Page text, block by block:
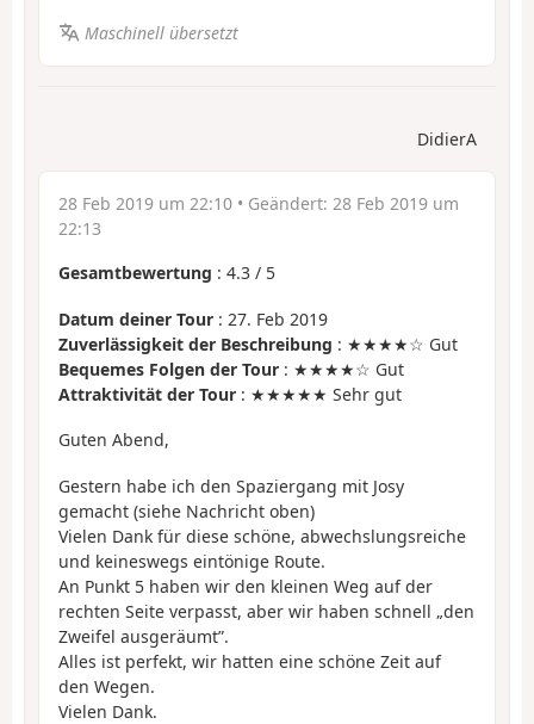
Maschinell übersetzt
DidierA
28 Feb 2019 um 22:10 • Geändert: 28 Feb 2019 um
22:13
Gesamtbewertung : 4.3 / 5
Datum deiner Tour : 27. Feb 2019
Zuverlässigkeit der Beschreibung : ★★★★☆ Gut
Bequemes Folgen der Tour : ★★★★☆ Gut
Attraktivität der Tour : ★★★★★ Sehr gut
Guten Abend,
Gestern habe ich den Spaziergang mit Josy
gemacht (siehe Nachricht oben)
Vielen Dank für diese schöne, abwechslungsreiche
und keineswegs eintönige Route.
An Punkt 5 haben wir den kleinen Weg auf der
rechten Seite verpasst, aber wir haben schnell „den
Zweifel ausgeräumt”.
Alles ist perfekt, wir hatten eine schöne Zeit auf
den Wegen.
Vielen Dank.